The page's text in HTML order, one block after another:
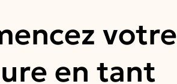
votre
en tant